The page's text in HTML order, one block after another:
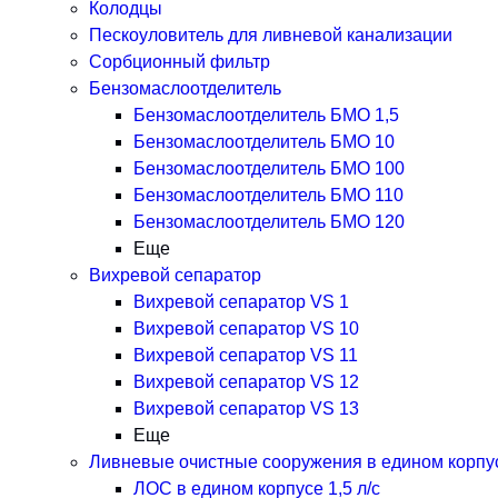
Колодцы
Пескоуловитель для ливневой канализации
Сорбционный фильтр
Бензомаслоотделитель
Бензомаслоотделитель БМО 1,5
Бензомаслоотделитель БМО 10
Бензомаслоотделитель БМО 100
Бензомаслоотделитель БМО 110
Бензомаслоотделитель БМО 120
Еще
Вихревой сепаратор
Вихревой сепаратор VS 1
Вихревой сепаратор VS 10
Вихревой сепаратор VS 11
Вихревой сепаратор VS 12
Вихревой сепаратор VS 13
Еще
Ливневые очистные сооружения в едином
ЛОС в едином корпусе 1,5 л/с